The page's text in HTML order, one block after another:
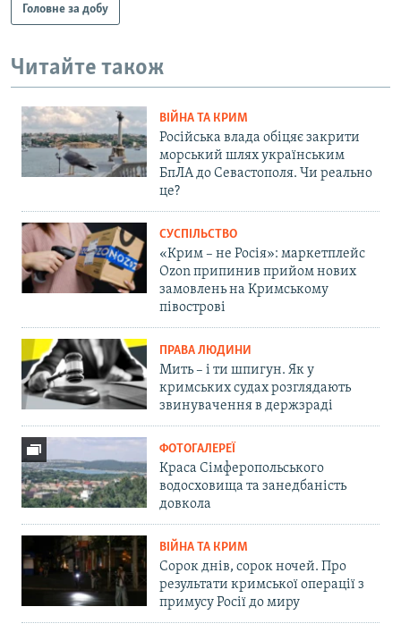
Головне за добу
Читайте також
ВІЙНА ТА КРИМ
Російська влада обіцяє закрити
морський шлях українським
БпЛА до Севастополя. Чи реально
це?
СУСПІЛЬСТВО
«Крим – не Росія»: маркетплейс
Ozon припинив прийом нових
замовлень на Кримському
півострові
ПРАВА ЛЮДИНИ
Мить – і ти шпигун. Як у
кримських судах розглядають
звинувачення в держзраді
ФОТОГАЛЕРЕЇ
Краса Сімферопольського
водосховища та занедбаність
довкола
ВІЙНА ТА КРИМ
Сорок днів, сорок ночей. Про
результати кримської операції з
примусу Росії до миру